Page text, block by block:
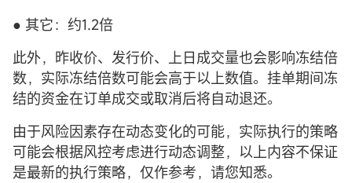
● 其它：约1.2倍
此外，昨收价、发行价、上日成交量也会影响冻结倍
数，实际冻结倍数可能会高于以上数值。挂单期间冻
结的资金在订单成交或取消后将自动退还。
由于风险因素存在动态变化的可能，实际执行的策略
可能会根据风控考虑进行动态调整，以上内容不保证
是最新的执行策略，仅作参考，请您知悉。